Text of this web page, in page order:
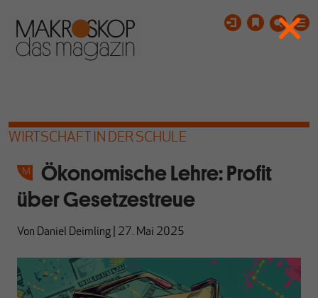
WIRTSCHAFT IN DER SCHULE
Ökonomische Lehre: Profit
über Gesetzestreue
Von Daniel Deimling 27. Mai 2025